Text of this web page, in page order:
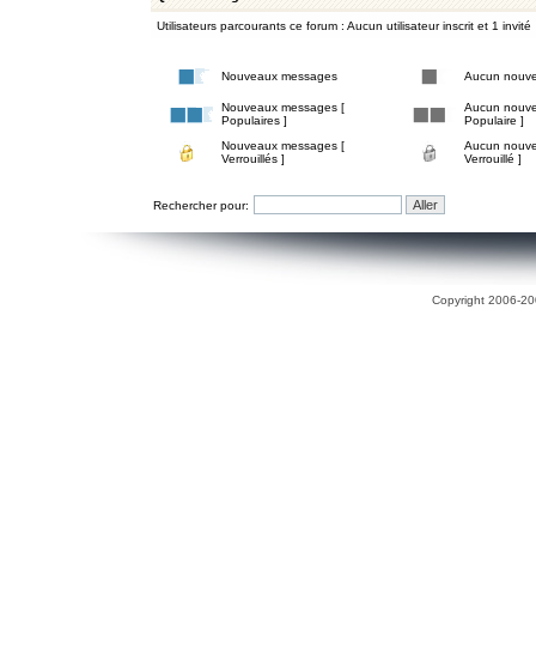
Utilisateurs parcourants ce forum : Aucun utilisateur inscrit et 1 invité
Nouveaux messages Aucun
Nouveaux messages [
Populaires ]
Aucun
Populaire ]
Nouveaux messages [
Verrouillés ]
Aucun
Verrouillé ]
Rechercher pour:
Copyright 2006-